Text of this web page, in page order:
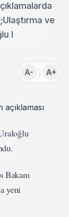
ve
I
A- A+
Bakanı
yeni